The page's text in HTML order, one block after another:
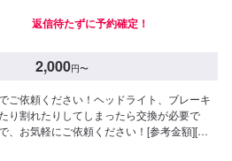
返信待たずに予約確定！
2,000円〜
ご依頼ください！ヘッドライト、ブレーキ
り割れたりしてしまったら交換が必要で
、お気軽にご依頼ください！[参考金額][ヘ